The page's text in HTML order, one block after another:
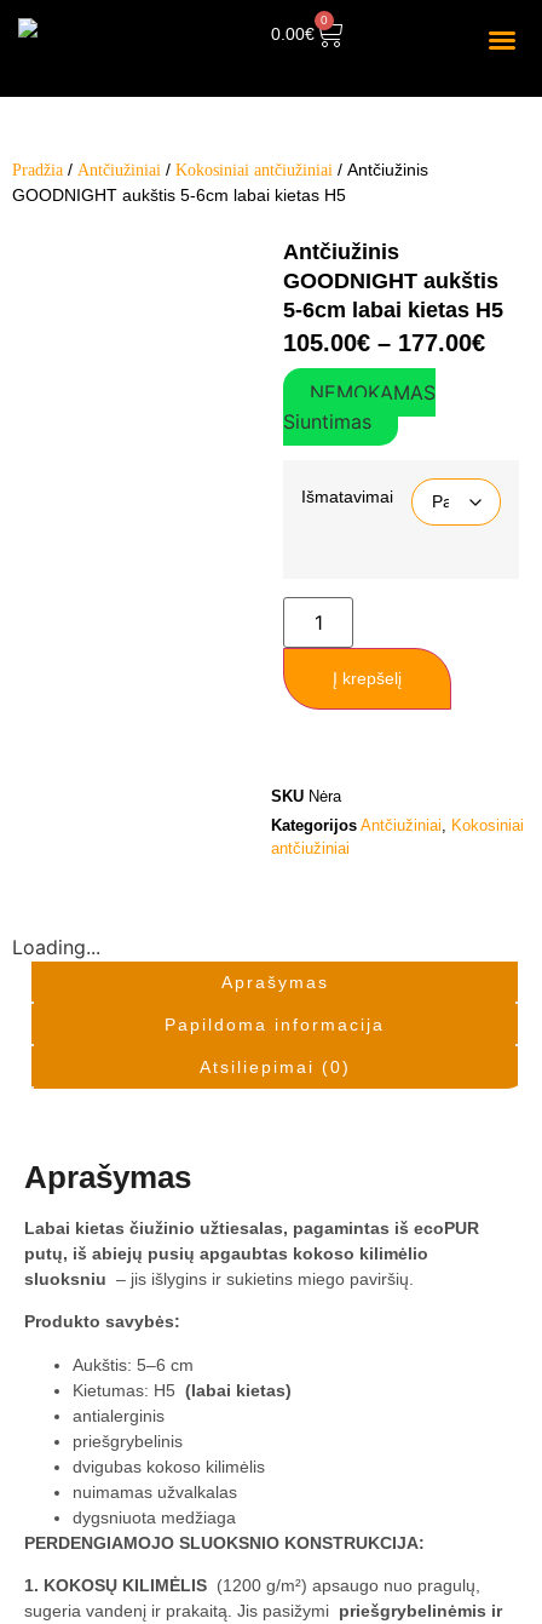
0.00€
0
Pradžia / Antčiužiniai / Kokosiniai antčiužiniai / Antčiužinis
GOODNIGHT aukštis 5-6cm labai kietas H5
Antčiužinis
GOODNIGHT aukštis
5-6cm labai kietas H5
105.00€ – 177.00€
NEMOKAMAS
Siuntimas
Išmatavimai
Į krepšelį
SKU Nėra
Kategorijos Antčiužiniai
Kokosiniai
antčiužiniai
Loading...
Aprašymas
Papildoma informacija
Atsiliepimai (0)
Aprašymas
Labai kietas čiužinio užtiesalas, pagamintas iš ecoPUR
putų, iš abiejų pusių apgaubtas kokoso kilimėlio
sluoksniu – jis išlygins ir sukietins miego paviršių.
Produkto savybės:
Aukštis: 5–6 cm
Kietumas: H5 (labai kietas)
antialerginis
priešgrybelinis
dvigubas kokoso kilimėlis
nuimamas užvalkalas
dygsniuota medžiaga
PERDENGIAMOJO SLUOKSNIO KONSTRUKCIJA:
1. KOKOSŲ KILIMĖLIS (1200 g/m²) apsaugo nuo pragulų,
sugeria vandenį ir prakaitą. Jis pasižymi priešgrybelinėmis ir